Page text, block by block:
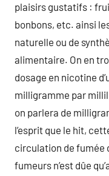
plaisirs gustatifs :
bonbons, etc. ainsi
naturelle ou de
alimentaire. On en
dosage en nicotine
milligramme par
on parlera de
l’esprit que le hit,
circulation de fumée
fumeurs n’est dûe